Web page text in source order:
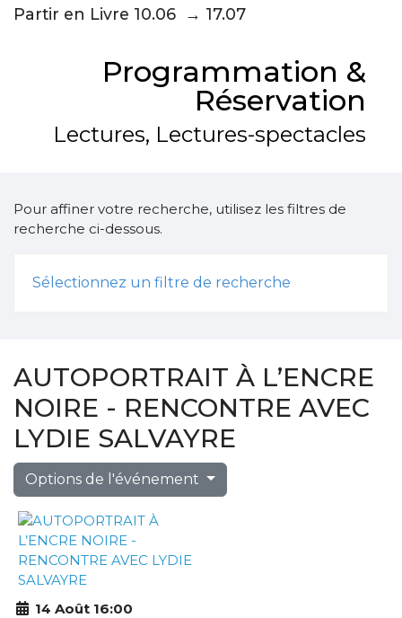
Partir en Livre 10.06 → 17.07
Programmation &
Réservation
Lectures, Lectures-spectacles
Pour affiner votre recherche, utilisez les filtres de
recherche ci-dessous.
Sélectionnez un filtre de recherche
AUTOPORTRAIT À L’ENCRE
NOIRE - RENCONTRE AVEC
LYDIE SALVAYRE
Options de l'événement
14 Août 16:00